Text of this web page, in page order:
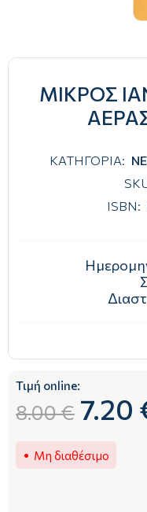
ΜΙΚΡΟΣ
ΚΑΤΗΓΟΡΙΑ:
ISBN:
Τιμή online:
8.00 € 7.20
Μη διαθέσιμο